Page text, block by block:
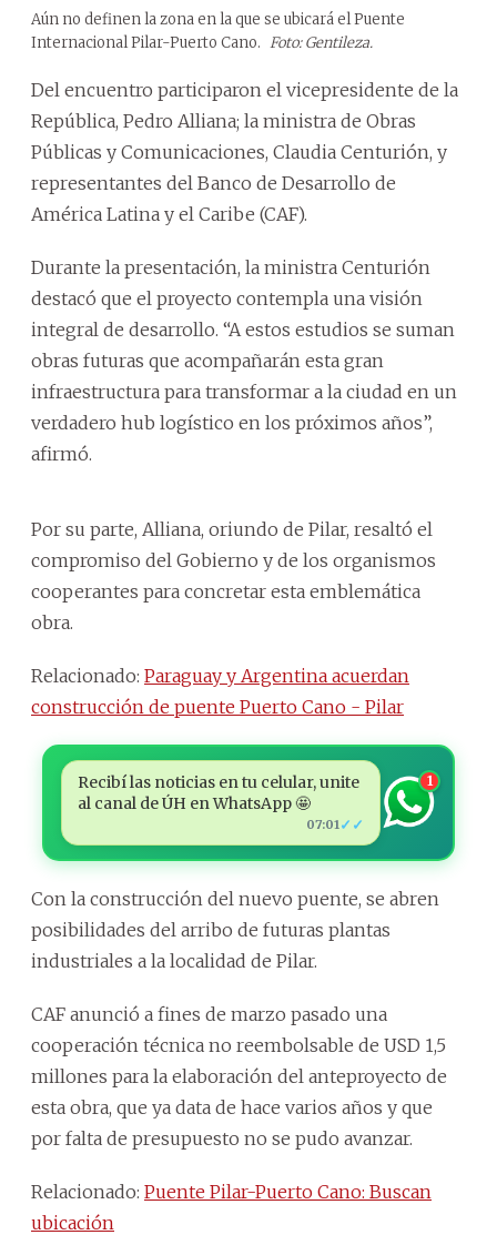
Aún no definen la zona en la que se ubicará el Puente
Internacional Pilar-Puerto Cano. Foto: Gentileza.
Del encuentro participaron el vicepresidente de la
República, Pedro Alliana; la ministra de Obras
Públicas y Comunicaciones, Claudia Centurión, y
representantes del Banco de Desarrollo de
América Latina y el Caribe (CAF).
Durante la presentación, la ministra Centurión
destacó que el proyecto contempla una visión
integral de desarrollo. “A estos estudios se suman
obras futuras que acompañarán esta gran
infraestructura para transformar a la ciudad en un
verdadero hub logístico en los próximos años”,
afirmó.
Por su parte, Alliana, oriundo de Pilar, resaltó el
compromiso del Gobierno y de los organismos
cooperantes para concretar esta emblemática
obra.
Relacionado: Paraguay y Argentina acuerdan
construcción de puente Puerto Cano - Pilar
Recibí las noticias en tu celular, unite
al canal de ÚH en WhatsApp 🤩
07:01 ✓✓
1
Con la construcción del nuevo puente, se abren
posibilidades del arribo de futuras plantas
industriales a la localidad de Pilar.
CAF anunció a fines de marzo pasado una
cooperación técnica no reembolsable de USD 1,5
millones para la elaboración del anteproyecto de
esta obra, que ya data de hace varios años y que
por falta de presupuesto no se pudo avanzar.
Relacionado: Puente Pilar-Puerto Cano: Buscan
ubicación